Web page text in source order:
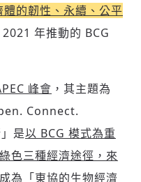
體的韌性、永續、公平
年推動的 BCG
峰會 ，其主題為
Connect.
是以 BCG 模式為重
色三種經濟途徑，來
為「東協的生物經濟